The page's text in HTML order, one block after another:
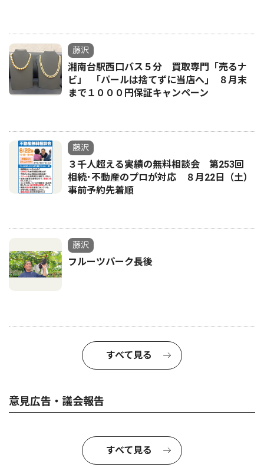
藤沢
湘南台駅西口バス５分 買取専門「売るナ
ビ」 ｢パールは捨てずに当店へ｣ ８月末
まで１０００円保証キャンペーン
藤沢
３千人超える実績の無料相談会 第253回
相続･不動産のプロが対応 ８月22日（土）
事前予約先着順
藤沢
フルーツパーク長後
すべて見る
意見広告・議会報告
すべて見る